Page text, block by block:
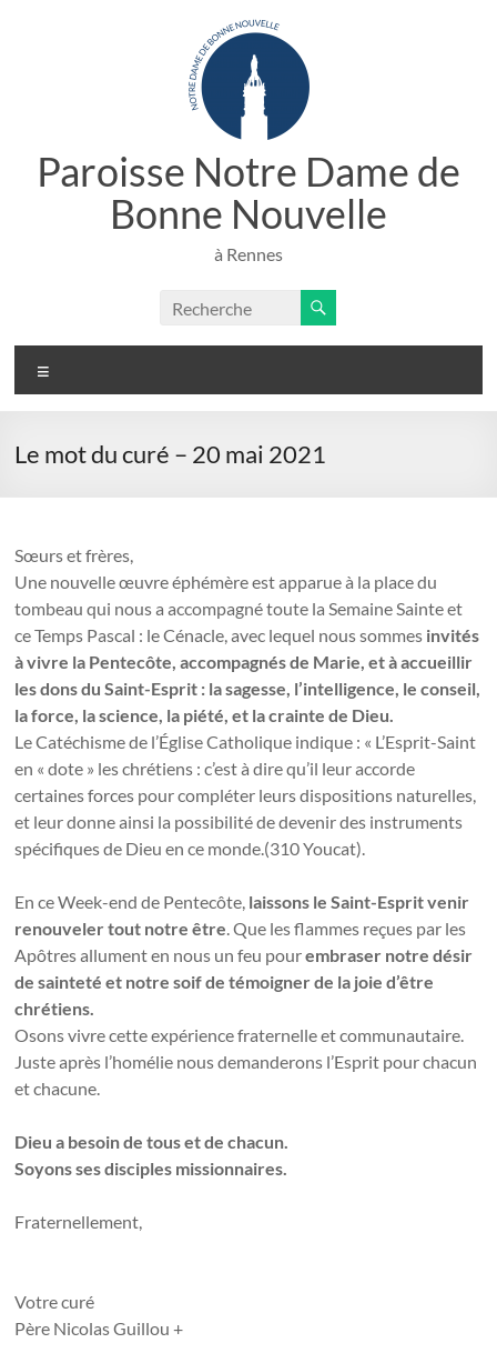
Paroisse Notre Dame de
Bonne Nouvelle
à Rennes
Le mot du curé – 20 mai 2021
Sœurs et frères,
Une nouvelle œuvre éphémère est apparue à la place du
tombeau qui nous a accompagné toute la Semaine Sainte et
ce Temps Pascal : le Cénacle, avec lequel nous sommes invités
à vivre la Pentecôte, accompagnés de Marie, et à accueillir
les dons du Saint-Esprit : la sagesse, l’intelligence, le conseil,
la force, la science, la piété, et la crainte de Dieu.
Le Catéchisme de l’Église Catholique indique : « L’Esprit-Saint
en « dote » les chrétiens : c’est à dire qu’il leur accorde
certaines forces pour compléter leurs dispositions naturelles,
et leur donne ainsi la possibilité de devenir des instruments
spécifiques de Dieu en ce monde.(310 Youcat).
En ce Week-end de Pentecôte, laissons le Saint-Esprit venir
renouveler tout notre être. Que les flammes reçues par les
Apôtres allument en nous un feu pourembraser notre désir
de sainteté et notre soif de témoigner de la joie d’être
chrétiens.
Osons vivre cette expérience fraternelle et communautaire.
Juste après l’homélie nous demanderons l’Esprit pour chacun
et chacune.
Dieu a besoin de tous et de chacun.
Soyons ses disciples missionnaires.
Fraternellement,
Votre curé
Père Nicolas Guillou +